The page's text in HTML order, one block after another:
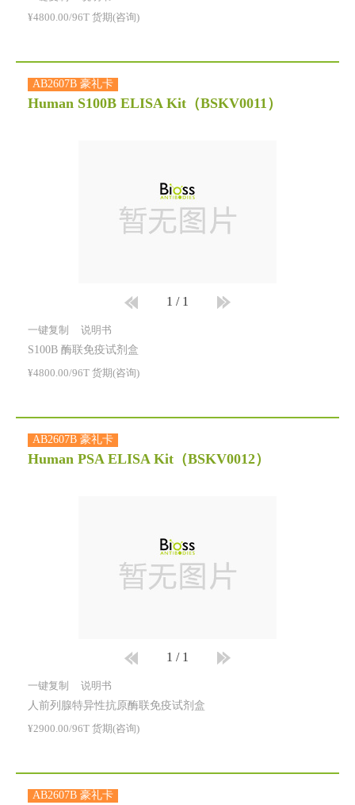
¥4800.00/96T 货期(咨询)
AB2607B 豪礼卡
Human S100B ELISA Kit （BSKV0011）
1 / 1
一键复制 说明书
S100B 酶联免疫试剂盒
¥4800.00/96T 货期(咨询)
AB2607B 豪礼卡
Human PSA ELISA Kit （BSKV0012）
1 / 1
一键复制 说明书
人前列腺特异性抗原酶联免疫试剂盒
¥2900.00/96T 货期(咨询)
AB2607B 豪礼卡